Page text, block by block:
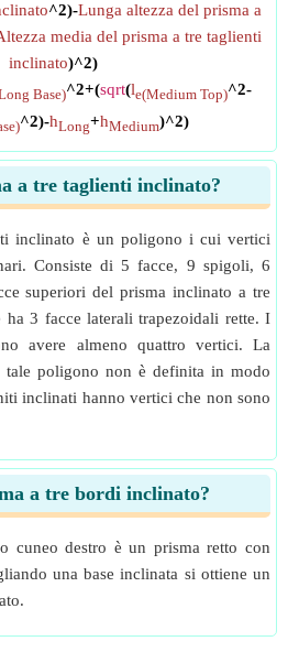
^2)-Lunga altezza del prisma a
media del prisma a tre taglienti
inclinato)^2)
Base)^2+(sqrt(le(Medium Top)^2-
^2)-hLong+hMedium)^2)
a tre taglienti inclinato?
inclinato è un poligono i cui vertici
Consiste di 5 facce, 9 spigoli, 6
superiori del prisma inclinato a tre
3 facce laterali trapezoidali rette. I
avere almeno quattro vertici. La
tale poligono non è definita in modo
inclinati hanno vertici che non sono
a tre bordi inclinato?
cuneo destro è un prisma retto con
una base inclinata si ottiene un